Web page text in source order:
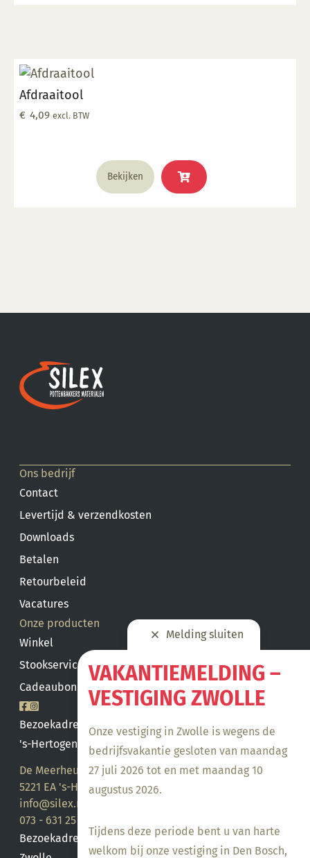
Melding sluiten
VAKANTIEMELDING –
VESTIGING ZWOLLE
Onze vestiging in Zwolle is wegens de
bedrijfsvakantie gesloten van maandag
27 juli 2026 tot en met maandag 10
augustus 2026.
Tijdens deze periode bent u van harte
welkom bij onze vestiging in Den Bosch,
Afdraaitool
€ 4,09 excl. BTW
Bekijken
Ons bedrijf
Contact
Levertijd & verzendkosten
Downloads
Betalen
Retourbeleid
Vacatures
Onze producten
Winkel
Stookservice
Cadeaubon saldo
Bezoekadres
's-Hertogenbosch
De Meerheuvel 21
5221 EA 's-Hertogenbosch
info@silex.nl
073 - 631 25 28
Bezoekadres